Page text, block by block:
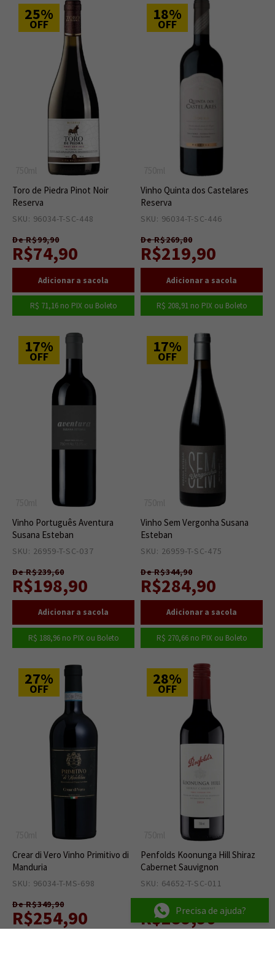
25%
OFF
Toro de Piedra Pinot Noir
Reserva
SKU: 96034-T-SC-448
De R$99,90
R$74,90
R$ 71,16no PIX ou Boleto
18%
OFF
Vinho Quinta dos Castelares
Reserva
SKU: 96034-T-SC-446
De R$269,80
R$219,90
R$ 208,91no PIX ou Boleto
17%
OFF
Vinho Português Aventura
Susana Esteban
SKU: 26959-T-SC-037
De R$239,60
R$198,90
R$ 188,96no PIX ou Boleto
17%
OFF
Vinho Sem Vergonha Susana
Esteban
SKU: 26959-T-SC-475
De R$344,90
R$284,90
R$ 270,66no PIX ou Boleto
27%
OFF
Crear di Vero Vinho Primitivo di
Manduria
SKU: 96034-T-MS-698
De R$349,90
R$254,90
28%
OFF
Penfolds Koonunga Hill Shiraz
Cabernet Sauvignon
SKU: 64652-T-SC-011
De R$399,90
R$289,90
Precisa de ajuda?